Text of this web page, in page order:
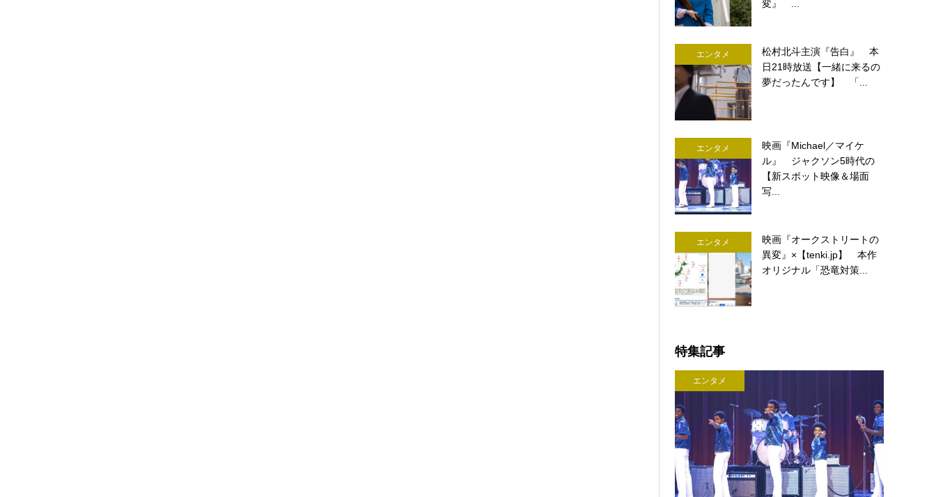
変』 ...
エンタメ
松村北斗主演『告白』 本
日21時放送【一緒に来るの
夢だったんです】 「...
エンタメ
映画『Michael／マイケ
ル』 ジャクソン5時代の
【新スポット映像＆場面
写...
エンタメ
映画『オークストリートの
異変』×【tenki.jp】 本作
オリジナル「恐竜対策...
特集記事
エンタメ